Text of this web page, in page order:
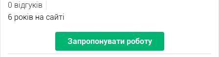
0 відгуків
6 років на сайті
Запропонувати роботу